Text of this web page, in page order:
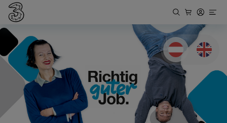
Deutsch
Karriere
bei
Drei:
richtig
guter
Job.